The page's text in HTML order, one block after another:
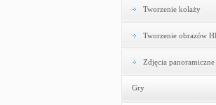
Tworzenie kolaży
Tworzenie obrazów
Zdjęcia panoramiczne
Gry